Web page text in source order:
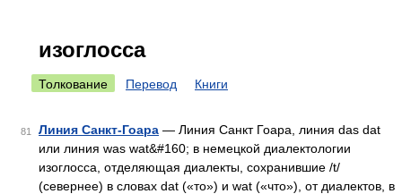
изоглосса
Толкование Перевод Книги
81 Линия Санкт-Гоара — Линия Санкт Гоара, линия das dat
или линия was wat&#160; в немецкой диалектологии
изоглосса, отделяющая диалекты, сохранившие /t/
(севернее) в словах dat («то») и wat («что»), от диалектов, в